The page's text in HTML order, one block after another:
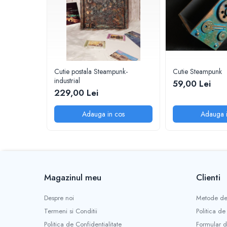
Cutie postala Steampunk-
industrial
229,00 Lei
Adauga in cos
Cutie Steampunk
59,00 Lei
Adauga
Magazinul meu
Despre noi
Termeni si Conditii
Politica de Confidentialitate
Clienti
Metode
Politica de
Formular